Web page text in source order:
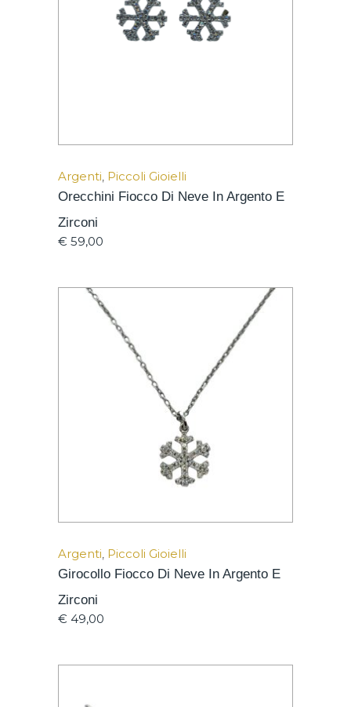
Argenti, Piccoli Gioielli
Orecchini Fiocco Di Neve In Argento E
Zirconi
€ 59,00
Argenti, Piccoli Gioielli
Girocollo Fiocco Di Neve In Argento E
Zirconi
€ 49,00